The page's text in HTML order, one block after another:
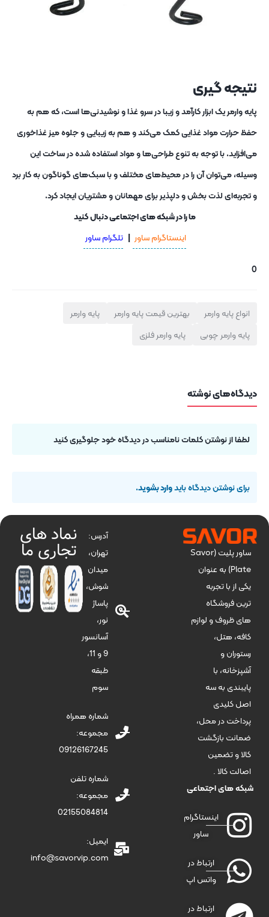
نتیجه ‌گیری
پایه وارمر یک ابزار کارآمد و زیبا در سرو غذا و نوشیدنی‌ها است، که هم به
حفظ حرارت مواد غذایی کمک می‌کند و هم به زیبایی و جلوه میز غذاخوری
می‌افزاید. با توجه به تنوع طراحی‌ها و مواد استفاده شده در ساخت این
وسیله، می‌توان آن را در محیط‌های مختلف و با سبک‌های گوناگون به کار برد
و تجربه‌ای لذت ‌بخش و دلپذیر برای مهمانان و مشتریان ایجاد کرد.
ما را در شبکه های اجتماعی دنبال کنید
اینستاگرام ساور |تلگرام ساور
0
انواع پایه وارمر بهترین قیمت پایه وارمر
پایه وارمر
پایه وارمر چوبی
پایه وارمر فلزی
دیدگاه‌های نوشته
لطفا از نوشتن کلمات نامناسب در دیدگاه خود جلوگیری کنید
برای نوشتن دیدگاه بایدوارد بشوید.
ساور پلیت (Savor
Plate) به عنوان
یکی از با تجربه
ترین فروشگاه
های ظروف و لوازم
کافه، هتل،
رستوران و
آشپزخانه، با
پایبندی به سه
اصل کلیدی
پرداخت در محل،
ضمانت بازگشت
کالا و تضمین
اصالت کالا .
شبکه های اجتماعی
اینستاگرام
ساور
ارتباط در
واتس اپ
ارتباط در
آدرس:
تهران،
میدان
شوش،
پاساژ
نور،
آسانسور
9 و 11،
طبقه
سوم
شماره همراه
مجموعه:
09126167245
شماره تلفن
مجموعه:
02155084814
ایمیل:
info@savorvip.com
نماد های
تجاری ما